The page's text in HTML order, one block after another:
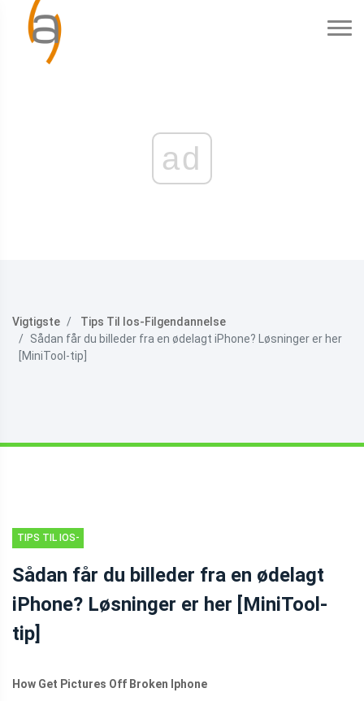
ad
Vigtigste
Tips Til Ios-Filgendannelse
Sådan får du billeder fra en ødelagt iPhone? Løsninger er her
[MiniTool-tip]
TIPS TIL IOS-
Sådan får du billeder fra en ødelagt
iPhone? Løsninger er her [MiniTool-
tip]
How Get Pictures Off Broken Iphone